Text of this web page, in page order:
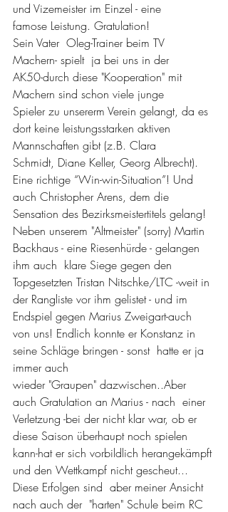
und Vizemeister im Einzel - eine
famose Leistung. Gratulation!
Sein Vater  Oleg-Trainer beim TV
Machern- spielt  ja bei uns in der
AK50-durch diese "Kooperation" mit
Machern sind schon viele junge
Spieler zu unsererm Verein gelangt, da es
dort keine leistungsstarken aktiven
Mannschaften gibt (z.B. Clara
Schmidt, Diane Keller, Georg Albrecht).
Eine richtige “Win-win-Situation”! Und
auch Christopher Arens, dem die
Sensation des Bezirksmeistertitels gelang!
Neben unserem "Altmeister" (sorry) Martin
Backhaus - eine Riesenhürde - gelangen
ihm auch  klare Siege gegen den
Topgesetzten Tristan Nitschke/LTC -weit in
der Rangliste vor ihm gelistet - und im
Endspiel gegen Marius Zweigart-auch
von uns! Endlich konnte er Konstanz in
seine Schläge bringen - sonst  hatte er ja
immer auch
wieder "Graupen" dazwischen..Aber
auch Gratulation an Marius - nach  einer
Verletzung -bei der nicht klar war, ob er
diese Saison überhaupt noch spielen
kann-hat er sich vorbildlich herangekämpft
und den Wettkampf nicht gescheut...
Diese Erfolgen sind  aber meiner Ansicht
nach auch der  "harten" Schule beim RC